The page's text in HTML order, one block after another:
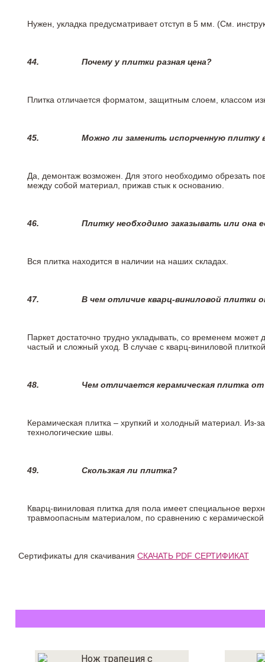
Нужен, укладка предусматривает отступ в 5 мм. (См.
44. Почему у плитки разная цена?
Плитка отличается форматом, защитным слоем, классом
45. Можно ли заменить испорченную плитку
Да, демонтаж возможен. Для этого необходимо обрезать
между собой материал, прижав стык к основанию.
46. Плитку необходимо заказывать или она
Вся плитка находится в наличии на наших складах.
47. В чем отличие кварц-виниловой плитки
Паркет достаточно трудно укладывать, со временем
частый и сложный уход. В случае с кварц-виниловой
48. Чем отличается керамическая плитка
Керамическая плитка – хрупкий и холодный материал. Из-
технологические швы.
49. Скользкая ли плитка?
Кварц-виниловая плитка для пола имеет специальное
травмоопасным материалом, по сравнению с
Сертификаты для скачивания СКАЧАТЬ PDF СЕРТИФИКАТ